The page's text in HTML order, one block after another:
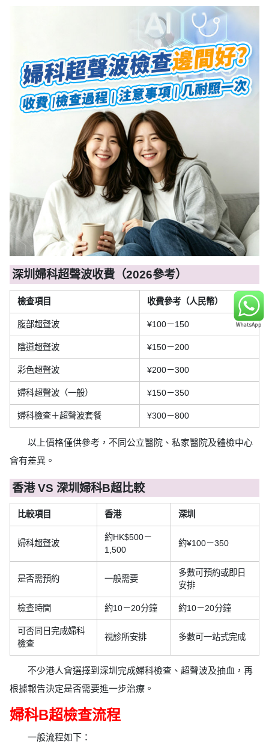
深圳婦科超聲波收費（2026參考）
檢查項目 收費參考（人民幣）
腹部超聲波 ¥100－150
陰道超聲波 ¥150－200
彩色超聲波 ¥200－300
婦科超聲波（一般） ¥150－350
婦科檢查＋超聲波套餐 ¥300－800
以上價格僅供參考，不同公立醫院、私家醫院及體檢中心
會有差異。
香港 VS 深圳婦科B超比較
比較項目 香港 深圳
婦科超聲波
約HK$500－
1,500
約¥100－350
是否需預約 一般需要
多數可預約或即日
安排
檢查時間 約10－20分鐘 約10－20分鐘
可否同日完成婦科
檢查
視診所安排 多數可一站式完成
不少港人會選擇到深圳完成婦科檢查、超聲波及抽血，再
根據報告決定是否需要進一步治療。
婦科B超檢查流程
一般流程如下：